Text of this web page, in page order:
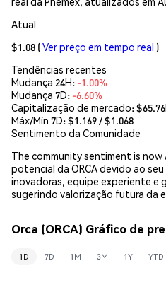
Atual
$1.08 (Ver preço em tempo real )
Tendências recentes
Mudança 24H: -1.00%
Mudança 7D: -6.60%
Capitalização de mercado:
Máx/Mín 7D: $1.169/ $1.068
Sentimento da Comunidade
The community sentiment is
potencial da ORCA devido ao
inovadoras, equipe experiente e
sugerindo valorização futura da
Orca (ORCA) Gráfico de
1D 7D 1M 3M 1Y YTD